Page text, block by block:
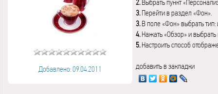
Добавлено: 09.04.2011
2.Выбрать пункт
3.Перейти в раздел «Фон».
3.В поле «Фон» выбрать
4.Нажать «Обзор» и выбрать
5.Настроить способ
добавить в закладки